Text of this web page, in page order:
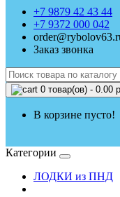
+7 9879 42 43 44
+7 9372 000 042
Заказ звонка
0 товар(ов) - 0.00
В корзине пусто!
Категории
ЛОДКИ из ПНД